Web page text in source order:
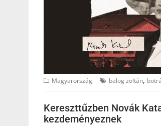
Magyarország balog zoltán,
Kereszttűzben Novák
kezdeményeznek